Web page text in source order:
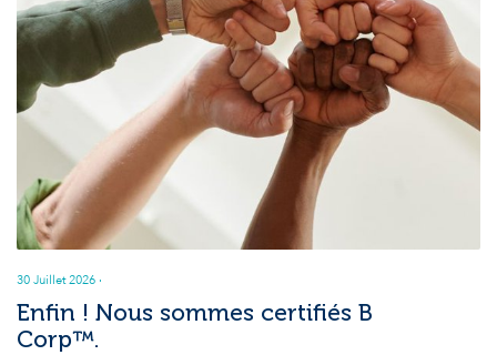
30 Juillet 2026 ·
Enfin ! Nous sommes certifiés B
Corp™.